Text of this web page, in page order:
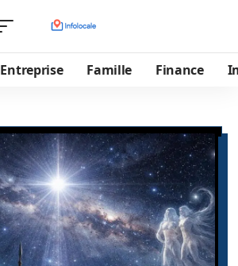
Entreprise Famille Finance